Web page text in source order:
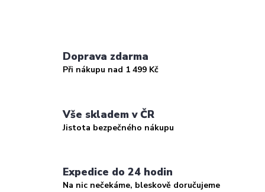
Doprava zdarma
Při nákupu nad 1 499 Kč
Vše skladem v ČR
Jistota bezpečného nákupu
Expedice do 24 hodin
Na nic nečekáme, bleskově doručujeme